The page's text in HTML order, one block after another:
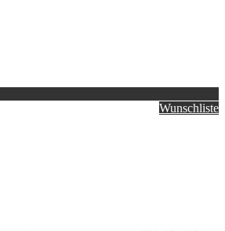
Wunschliste